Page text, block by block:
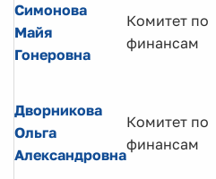
Симонова
Майя
Гонеровна
Комитет по
финансам
Дворникова
Ольга
Александровна
Комитет по
финансам